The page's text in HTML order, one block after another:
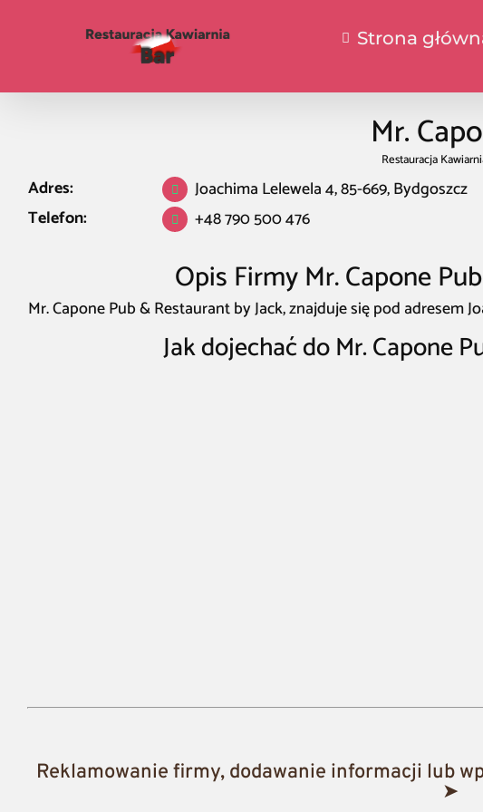
Strona
Mr.
Restauracja
Adres:
Joachima Lelewela 4, 85-669, Bydgoszcz
Telefon:
+48 790 500 476
Opis Firmy Mr. Capone
Mr. Capone Pub & Restaurant by Jack, znajduje się pod adresem
Jak dojechać do Mr. Capone
Reklamowanie firmy, dodawanie informacji lub
➤